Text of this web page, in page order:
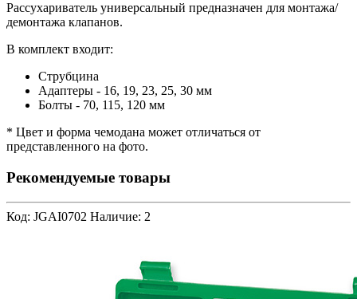
Рассухариватель универсальный предназначен для монтажа/
демонтажа клапанов.
В комплект входит:
Струбцина
Адаптеры - 16, 19, 23, 25, 30 мм
Болты - 70, 115, 120 мм
* Цвет и форма чемодана может отличаться от
представленного на фото.
Рекомендуемые товары
Код: JGAI0702 Наличие: 2